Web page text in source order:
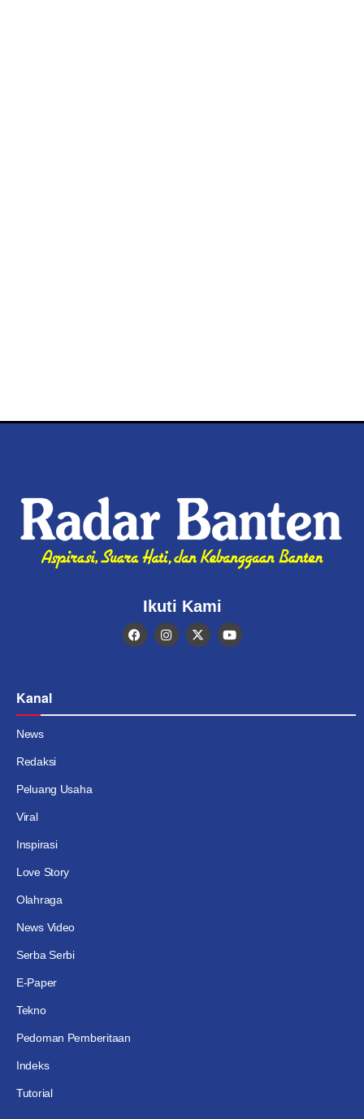
Ikuti Kami
Kanal
News
Redaksi
Peluang Usaha
Viral
Inspirasi
Love Story
Olahraga
News Video
Serba Serbi
E-Paper
Tekno
Pedoman Pemberitaan
Indeks
Tutorial